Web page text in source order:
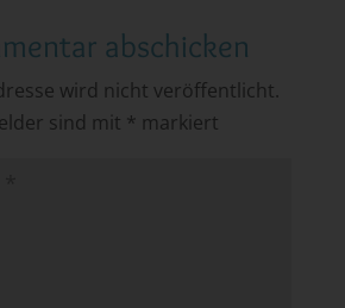
abschicken
wird nicht veröffentlicht.
sind mit * markiert